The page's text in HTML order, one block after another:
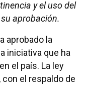
y el uso del
aprobación.
aprobado la
iniciativa que ha
el país. La ley
el respaldo de